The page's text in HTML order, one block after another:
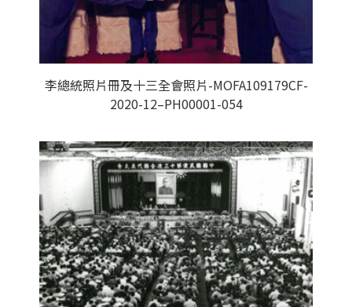
李總統照片冊及十三全會照片-MOFA109179CF-
2020-12–PH00001-054